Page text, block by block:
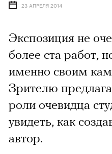
23 АПРЕЛЯ 2014
Экспозиция не
более ста работ,
именно своим
Зрителю
роли очевидца
увидеть, как
автор.